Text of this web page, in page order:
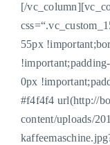
[/
55px
0px
#f4f4f4 url(http://
content/uploads/